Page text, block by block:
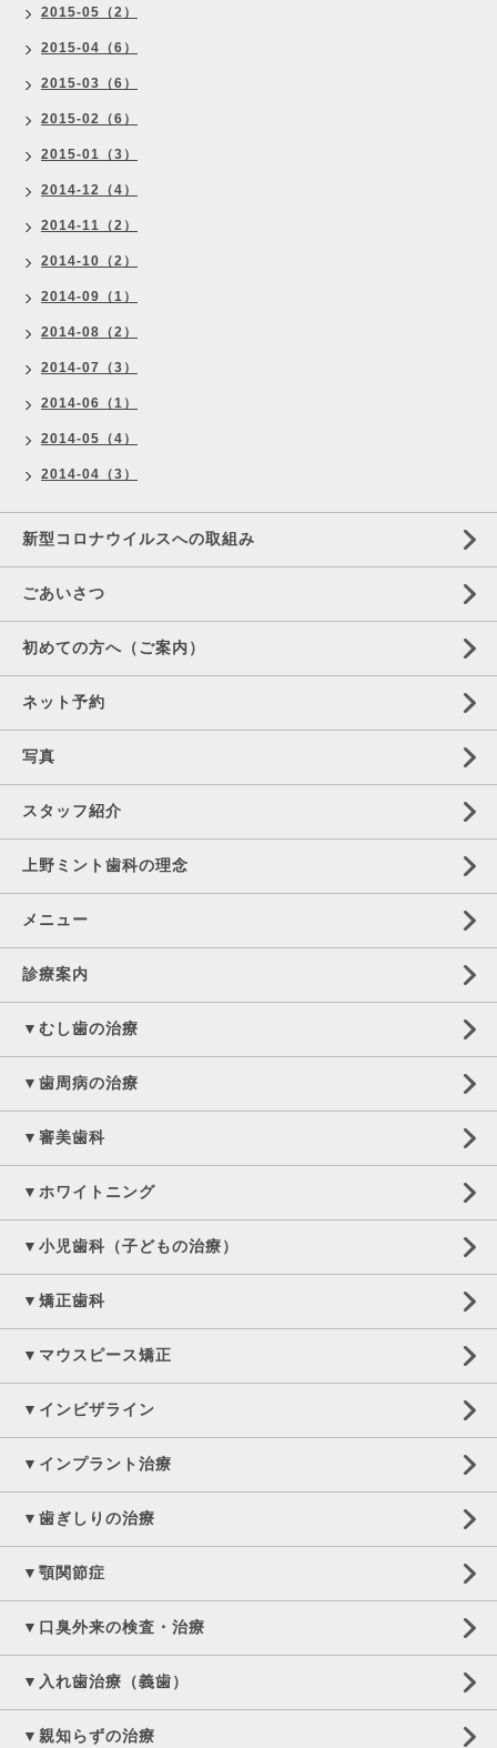
2015-05（2）
2015-04（6）
2015-03（6）
2015-02（6）
2015-01（3）
2014-12（4）
2014-11（2）
2014-10（2）
2014-09（1）
2014-08（2）
2014-07（3）
2014-06（1）
2014-05（4）
2014-04（3）
新型コロナウイルスへの取組み
ごあいさつ
初めての方へ（ご案内）
ネット予約
写真
スタッフ紹介
上野ミント歯科の理念
メニュー
診療案内
▼むし歯の治療
▼歯周病の治療
▼審美歯科
▼ホワイトニング
▼小児歯科（子どもの治療）
▼矯正歯科
▼マウスピース矯正
▼インビザライン
▼インプラント治療
▼歯ぎしりの治療
▼顎関節症
▼口臭外来の検査・治療
▼入れ歯治療（義歯）
▼親知らずの治療